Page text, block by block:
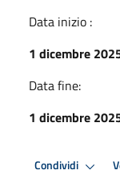
Data inizio :
1 dicembre
Data fine:
1 dicembre
Condividi